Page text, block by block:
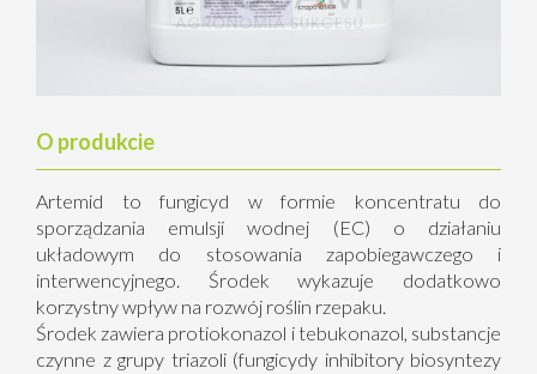
O produkcie
Artemid to fungicyd w formie koncentratu do
sporządzania emulsji wodnej (EC) o działaniu
układowym do stosowania zapobiegawczego i
interwencyjnego. Środek wykazuje dodatkowo
korzystny wpływ na rozwój roślin rzepaku.
Środek zawiera protiokonazol i tebukonazol, substancje
czynne z grupy triazoli (fungicydy inhibitory biosyntezy